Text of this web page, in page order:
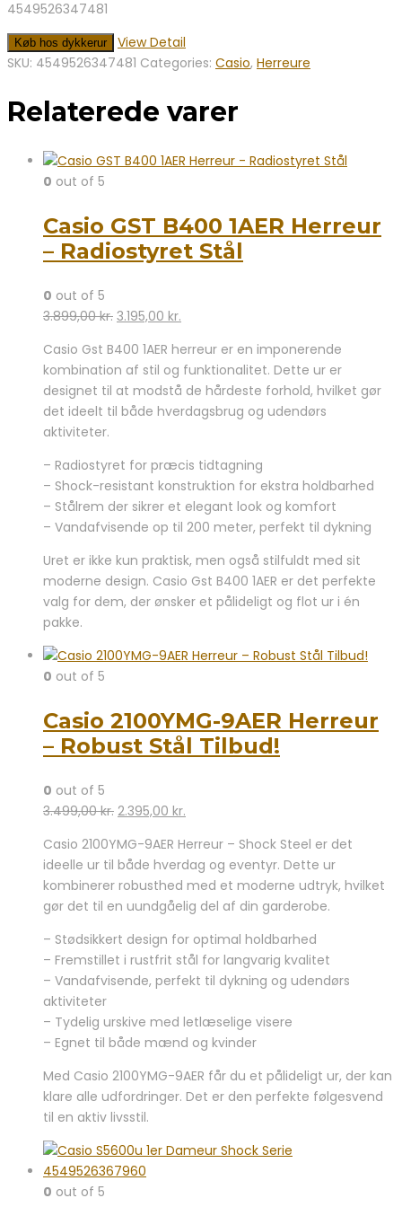
4549526347481
Køb hos dykkerur
View Detail
SKU: 4549526347481 Categories: Casio, Herreure
Relaterede varer
0 out of 5
Casio GST B400 1AER Herreur
– Radiostyret Stål
0 out of 5
3.899,00kr. Den
pris
var:
3.899,00 kr..
3.195,00 kr.
pris
er:
3.195,00 kr..
Casio Gst B400 1AER herreur er en imponerende
kombination af stil og funktionalitet. Dette ur er
designet til at modstå de hårdeste forhold, hvilket gør
det ideelt til både hverdagsbrug og udendørs
aktiviteter.
– Radiostyret for præcis tidtagning
– Shock-resistant konstruktion for ekstra holdbarhed
– Stålrem der sikrer et elegant look og komfort
– Vandafvisende op til 200 meter, perfekt til dykning
Uret er ikke kun praktisk, men også stilfuldt med sit
moderne design. Casio Gst B400 1AER er det perfekte
valg for dem, der ønsker et pålideligt og flot ur i én
pakke.
0 out of 5
Casio 2100YMG-9AER Herreur
– Robust Stål Tilbud!
0 out of 5
3.499,00kr. Den
pris
var:
3.499,00 kr..
2.395,00 kr.
pris
er:
2.395,00 kr..
Casio 2100YMG-9AER Herreur – Shock Steel er det
ideelle ur til både hverdag og eventyr. Dette ur
kombinerer robusthed med et moderne udtryk, hvilket
gør det til en uundgåelig del af din garderobe.
– Stødsikkert design for optimal holdbarhed
– Fremstillet i rustfrit stål for langvarig kvalitet
– Vandafvisende, perfekt til dykning og udendørs
aktiviteter
– Tydelig urskive med letlæselige visere
– Egnet til både mænd og kvinder
Med Casio 2100YMG-9AER får du et pålideligt ur, der kan
klare alle udfordringer. Det er den perfekte følgesvend
til en aktiv livsstil.
0 out of 5